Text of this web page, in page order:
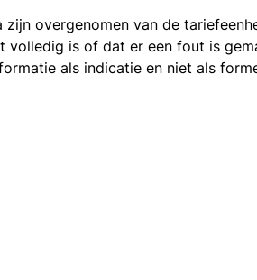
overgenomen van de
is of dat er een fout is
als indicatie en niet als